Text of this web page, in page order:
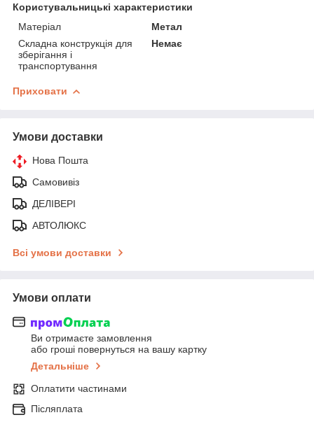
Користувальницькі характеристики
Матеріал
Метал
Складна конструкція для
зберігання і
транспортування
Немає
Приховати
Умови доставки
Нова Пошта
Самовивіз
ДЕЛІВЕРІ
АВТОЛЮКС
Всі умови доставки
Умови оплати
Ви отримаєте замовлення
або гроші повернуться на вашу картку
Детальніше
Оплатити частинами
Післяплата